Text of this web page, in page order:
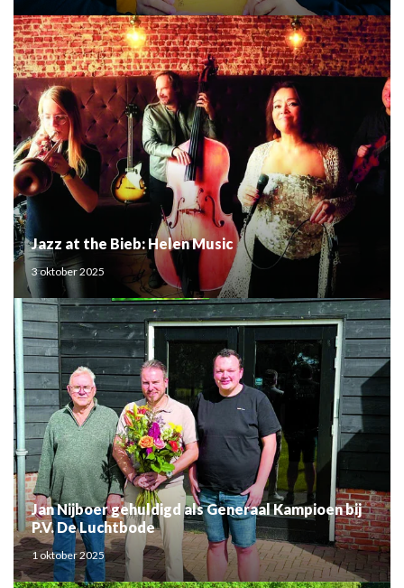
Jazz at the Bieb: Helen Music
3 oktober 2025
Jan Nijboer gehuldigd als Generaal Kampioen bij
P.V. De Luchtbode
1 oktober 2025